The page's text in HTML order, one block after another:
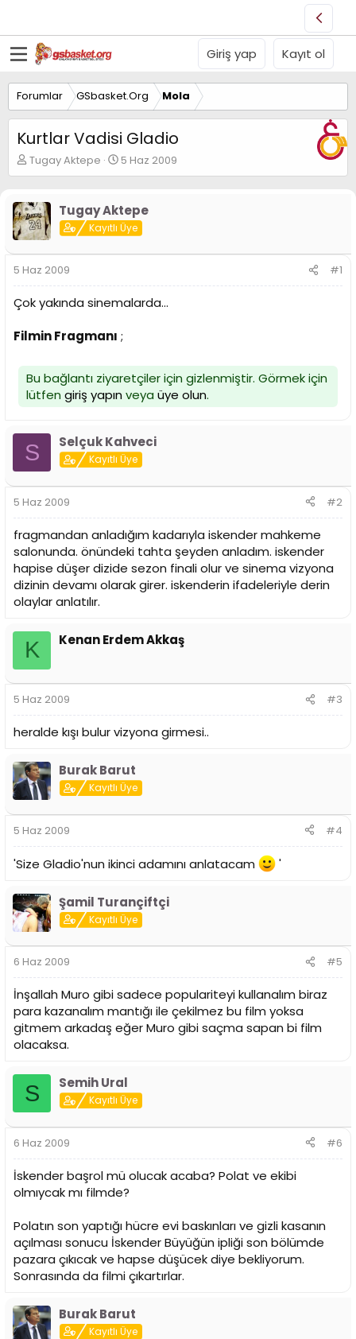
Giriş yap Kayıt ol
Forumlar GSbasket.Org Mola
Kurtlar Vadisi Gladio
K
o
u
y
u
B
a
ş
l
a
a
n
Tugay Aktepe
B
a
l
a
n
ı
t
a
i
h
5 Haz 2009
Tugay Aktepe
Kayıtlı Üye
5 Haz 2009 #1
Çok yakında sinemalarda...
Filmin Fragmanı ;
Bu bağlantı ziyaretçiler için gizlenmiştir. Görmek için
lütfen giriş yapınveya üye olun.
S Selçuk Kahveci
Kayıtlı Üye
5 Haz 2009 #2
fragmandan anladığım kadarıyla iskender mahkeme
salonunda. önündeki tahta şeyden anladım. iskender
hapise düşer dizide sezon finali olur ve sinema vizyona
dizinin devamı olarak girer. iskenderin ifadeleriyle derin
olaylar anlatılır.
K Kenan Erdem Akkaş
5 Haz 2009 #3
heralde kışı bulur vizyona girmesi..
Burak Barut
Kayıtlı Üye
5 Haz 2009 #4
'Size Gladio'nun ikinci adamını anlatacam '
Şamil Turançiftçi
Kayıtlı Üye
6 Haz 2009 #5
İnşallah Muro gibi sadece populariteyi kullanalım biraz
para kazanalım mantığı ile çekilmez bu film yoksa
gitmem arkadaş eğer Muro gibi saçma sapan bi film
olacaksa.
S Semih Ural
Kayıtlı Üye
6 Haz 2009 #6
İskender başrol mü olucak acaba? Polat ve ekibi
olmıycak mı filmde?
Polatın son yaptığı hücre evi baskınları ve gizli kasanın
açılması sonucu İskender Büyüğün ipliği son bölümde
pazara çıkıcak ve hapse düşücek diye bekliyorum.
Sonrasında da filmi çıkartırlar.
Burak Barut
Kayıtlı Üye